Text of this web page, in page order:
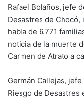
Rafael Bolaños, jefe
Desastres de Chocó,
habla de 6.771
noticia de la muerte
Carmen de Atrato a
Germán Callejas,
Riesgo de Desastres